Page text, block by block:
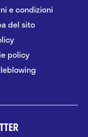
e condizioni
del sito
policy